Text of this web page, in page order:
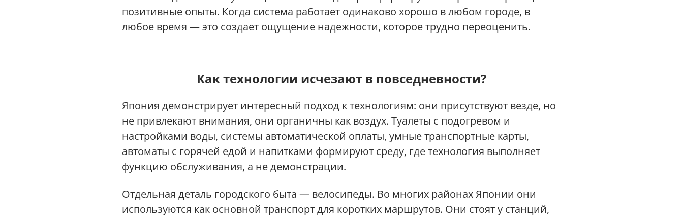
позитивные опыты. Когда система работает одинаково хорошо в любом городе, в
любое время — это создает ощущение надежности, которое трудно переоценить.
Как технологии исчезают в повседневности?
Япония демонстрирует интересный подход к технологиям: они присутствуют везде, но
не привлекают внимания, они органичны как воздух. Туалеты с подогревом и
настройками воды, системы автоматической оплаты, умные транспортные карты,
автоматы с горячей едой и напитками формируют среду, где технология выполняет
функцию обслуживания, а не демонстрации.
Отдельная деталь городского быта — велосипеды. Во многих районах Японии они
используются как основной транспорт для коротких маршрутов. Они стоят у станций,